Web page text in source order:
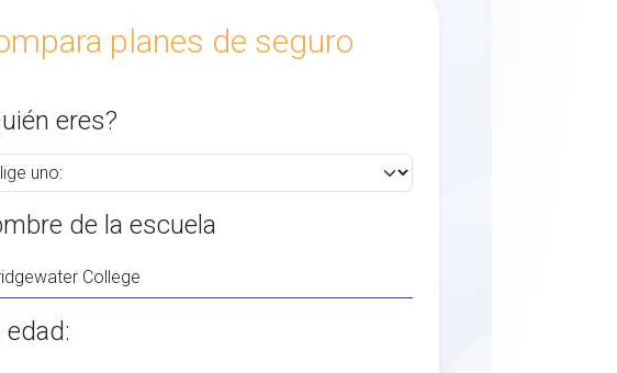
planes de seguro
eres?
de la escuela
edad: